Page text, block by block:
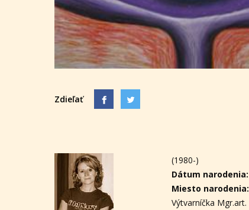
Zdieľať
(1980-)
Dátum narodenia:
Miesto narodenia:
Výtvarníčka